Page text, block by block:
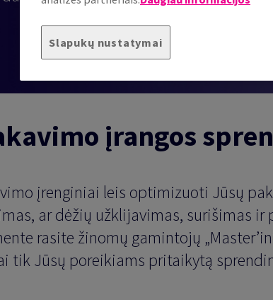
įrangos
įrenginiai leis optimizuoti Jūsų
ar dėžių užklijavimas, surišimas
rasite žinomų gamintojų
tik Jūsų poreikiams pritaikytą
Slapukų nustatymai